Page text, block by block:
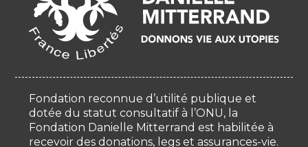
Fondation reconnue d’utilité publique et
dotée du statut consultatif à l’ONU, la
Fondation Danielle Mitterrand est habilitée à
recevoir des donations, legs et assurances-vie.